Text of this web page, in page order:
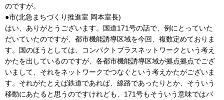
のですが。
●市(北急まちづくり推進室 岡本室長)
はい、ありがとうございます。国道171号の話で、例にとっていた
だいていたのですが、都市機能誘導区域を今回、複数定めておりま
す。国のほうとしては、コンパクトプラスネットワークという考え
かたを出しているのですが、各都市機能誘導区域が拠点拠点でござ
いまして、それをネットワークでつなぐという考えかたがございま
す。それがたとえば鉄道であれば、線路であったりとか、そういう
移動にあたると思うのですけれども、171号もそういう意味ではバ